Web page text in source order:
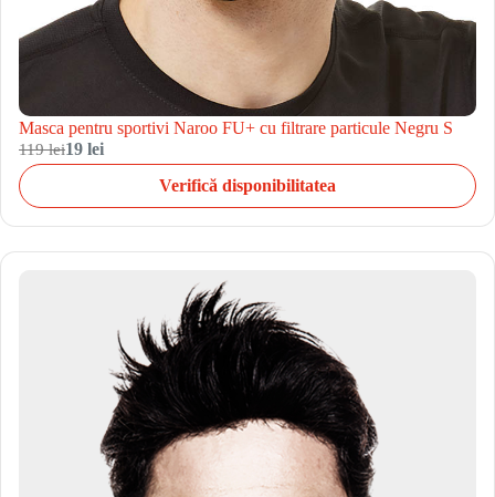
Masca pentru sportivi Naroo FU+ cu filtrare particule Negru S
119 lei19 lei
Verifică disponibilitatea